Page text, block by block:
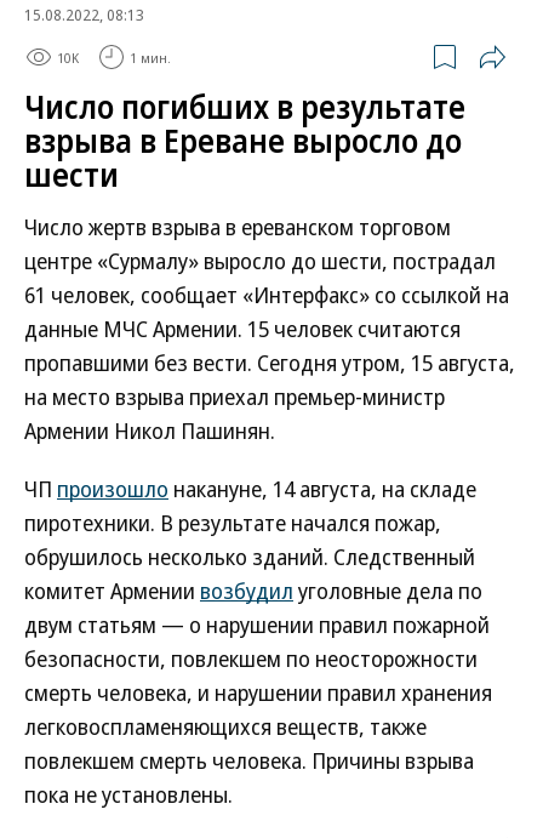
15.08.2022, 08:13
10K 1 мин.
Число погибших в результате
взрыва в Ереване выросло до
шести
Число жертв взрыва в ереванском торговом
центре «Сурмалу» выросло до шести, пострадал
61 человек, сообщает «Интерфакс» со ссылкой на
данные МЧС Армении. 15 человек считаются
пропавшими без вести. Сегодня утром, 15 августа,
на место взрыва приехал премьер-министр
Армении Никол Пашинян.
ЧП произошло накануне, 14 августа, на складе
пиротехники. В результате начался пожар,
обрушилось несколько зданий. Следственный
комитет Армении возбудил уголовные дела по
двум статьям — о нарушении правил пожарной
безопасности, повлекшем по неосторожности
смерть человека, и нарушении правил хранения
легковоспламеняющихся веществ, также
повлекшем смерть человека. Причины взрыва
пока не установлены.